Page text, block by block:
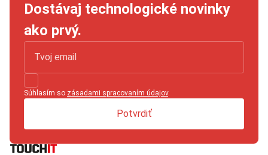
Dostávaj technologické novinky
ako prvý.
Súhlasím so zásadami spracovaním údajov.
Potvrdiť